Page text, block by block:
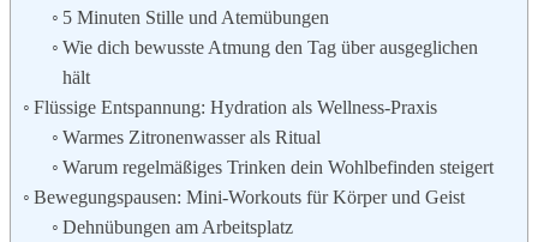
5 Minuten Stille und Atemübungen
Wie dich bewusste Atmung den Tag über ausgeglichen
hält
Flüssige Entspannung: Hydration als Wellness-Praxis
Warmes Zitronenwasser als Ritual
Warum regelmäßiges Trinken dein Wohlbefinden steigert
Bewegungspausen: Mini-Workouts für Körper und Geist
Dehnübungen am Arbeitsplatz